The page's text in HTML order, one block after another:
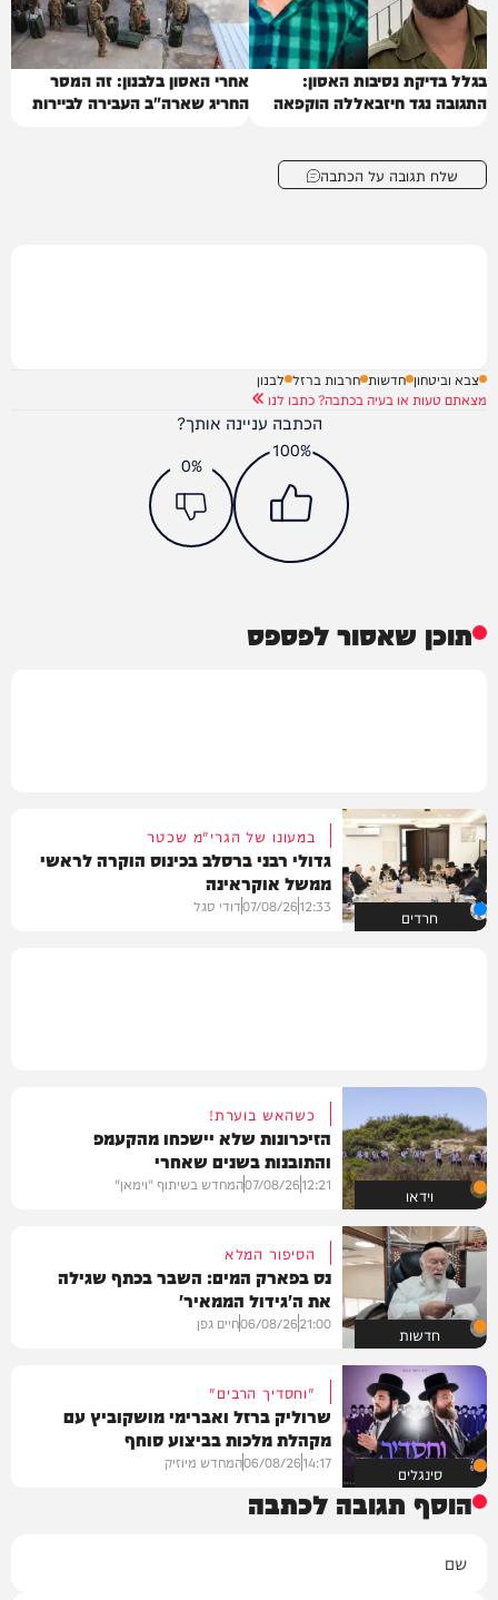
בגלל בדיקת נסיבות האסון:
התגובה נגד חיזבאללה הוקפאה
אחרי האסון בלבנון: זה המסר
החריג שארה"ב העבירה לביירות
שלח תגובה על הכתבה
צבא וביטחון חדשות חרבות ברזל לבנון
מצאתם טעות או בעיה בכתבה? כתבו לנו
הכתבה עניינה אותך?
100%
0%
תוכן שאסור לפספס
חרדים
במעונו של הגרי"מ שכטר
גדולי רבני ברסלב בכינוס הוקרה לראשי
ממשל אוקראינה
12:33
07/08/26דודי סגל
וידאו
כשהאש בוערת!
הזיכרונות שלא יישכחו מהקעמפ
והתובנות בשנים שאחרי
12:21
07/08/26המחדש בשיתוף "וימאן"
חדשות
הסיפור המלא
נס בפארק המים: השבר בכתף שגילה
את ה'גידול הממאיר'
21:00
06/08/26חיים גפן
סינגלים
"וחסדיך הרבים"
שרוליק ברזל ואברימי מושקוביץ עם
מקהלת מלכות בביצוע סוחף
14:17
06/08/26המחדש מיוזיק
הוסף תגובה לכתבה